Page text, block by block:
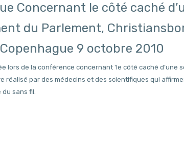
Concernant le côté caché
du Parlement,
Copenhague 9 octobre 2010
lors de la conférence concernant 'le côté caché d’une
par des médecins et des scientifiques qui
sans fil.